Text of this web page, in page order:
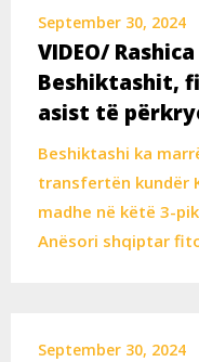
September 30, 2024
VIDEO/
Beshiktashit,
asist të
Beshiktashi ka
transfertën kundër
madhe në këtë 3-
Anësori shqiptar
September 30, 2024